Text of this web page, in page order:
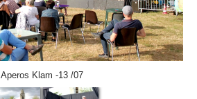
Aperos Klam -13 /07